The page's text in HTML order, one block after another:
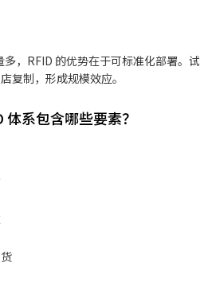
，RFID 的优势在于可标准化部署。试
复制，形成规模效应。
系包含哪些要素？